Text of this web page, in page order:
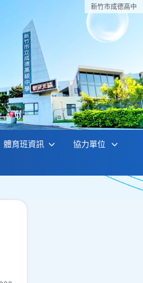
新竹巿成德高中
體育班資訊 協力單位